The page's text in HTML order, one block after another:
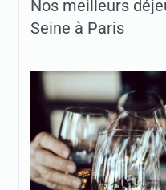
Nos meilleurs
Seine à Paris